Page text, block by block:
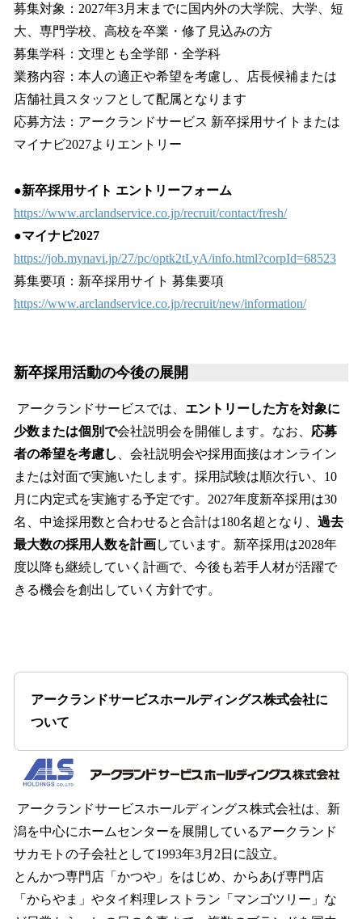
募集対象：2027年3月末までに国内外の大学院、大学、短
大、専門学校、高校を卒業・修了見込みの方
募集学科：文理とも全学部・全学科
業務内容：本人の適正や希望を考慮し、店長候補または
店舗社員スタッフとして配属となります
応募方法：アークランドサービス 新卒採用サイトまたは
マイナビ2027よりエントリー
●新卒採用サイト エントリーフォーム
https://www.arclandservice.co.jp/recruit/contact/fresh/
●マイナビ2027
https://job.mynavi.jp/27/pc/optk2tLyA/info.html?corpId=68523
募集要項：新卒採用サイト 募集要項
https://www.arclandservice.co.jp/recruit/new/information/
新卒採用活動の今後の展開
アークランドサービスでは、 エントリーした方を対象に
少数または個別で会社説明会を開催します。なお、 応募
者の希望を考慮し
、会社説明会や採用面接はオンライン
または対面で実施いたします。採用試験は順次行い、10
月に内定式を実施する予定です。2027年度新卒採用は30
名、中途採用数と合わせると合計は180名超となり、 過去
最大数の採用人数を計画しています。新卒採用は2028年
度以降も継続していく計画で、今後も若手人材が活躍で
きる機会を創出していく方針です。
アークランドサービスホールディングス株式会社に
ついて
アークランドサービスホールディングス株式会社は、新
潟を中心にホームセンターを展開しているアークランド
サカモトの子会社として1993年3月2日に設立。
とんかつ専門店「かつや」をはじめ、からあげ専門店
「からやま」やタイ料理レストラン「マンゴツリー」な